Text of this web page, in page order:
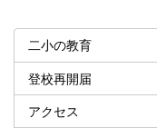
二小の教育
登校再開届
アクセス